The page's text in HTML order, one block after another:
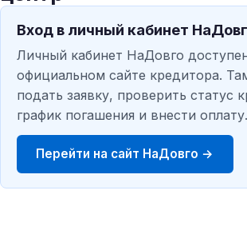
Вход в личный кабинет
Личный кабинет НаДовго
официальном сайте кредитора.
подать заявку, проверить статус
график погашения и внести оплату.
Перейти на сайт НаДовго →